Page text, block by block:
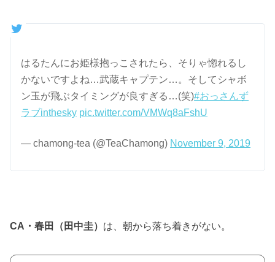
はるたんにお姫様抱っこされたら、そりゃ惚れるし
かないですよね…武蔵キャプテン…。そしてシャボ
ン玉が飛ぶタイミングが良すぎる…(笑)#おっさんず
ラブinthesky pic.twitter.com/VMWq8aFshU
— chamong-tea (@TeaChamong) November 9, 2019
CA・春田（田中圭） は、朝から落ち着きがない。